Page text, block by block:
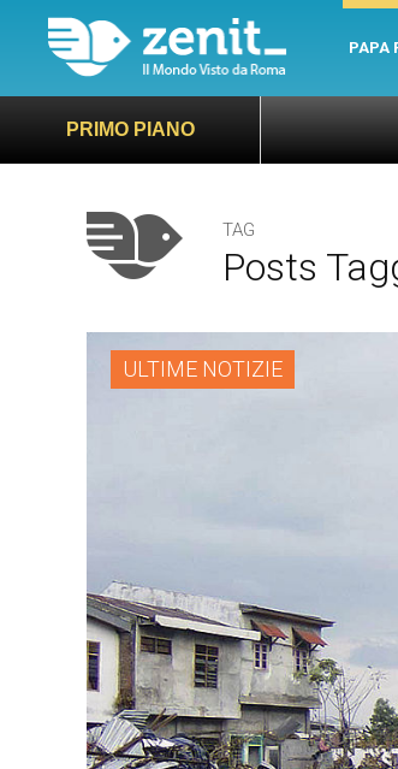
PAPA
PRIMO PIANO
TAG
Posts
ULTIME NOTIZIE